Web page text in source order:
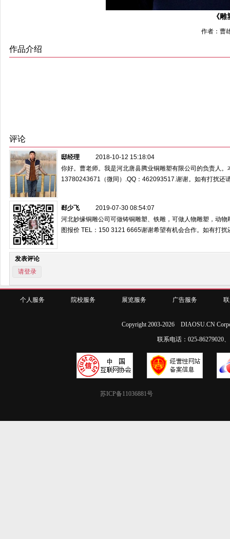
《
作者：曹
作品介绍
评论
邸经理
2018-10-12 15:18:04
你好。曹老师。我是河北唐县腾业铜雕塑有限公司的负责人
13780243671（微同）.QQ：462093517.谢谢。如有打扰还
郄少飞
2019-07-30 08:54:07
河北妙缘铜雕公司可做铸铜雕塑、铁雕，可做人物雕塑，动
图报价 TEL：150 3121 6665谢谢希望有机会合作。如有打扰
发表评论
请登录
个人服务 院校服务 展览服务 广告服务
Copyright 2003-2026 DIAOSU.CN
联系电话：025-86279020
苏ICP备11036881号